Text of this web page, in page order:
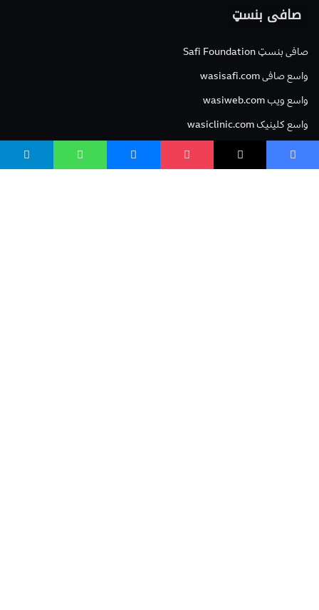
صافی بنسټ
صافی بنسټ Safi Foundation
واسع صافی wasisafi.com
واسع ویب wasiweb.com
واسع کلینیک wasiclinic.com
پوهنتون pohantoon.org